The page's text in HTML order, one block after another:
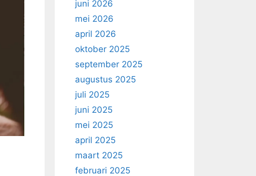
juni 2026
mei 2026
april 2026
oktober 2025
september 2025
augustus 2025
juli 2025
juni 2025
mei 2025
april 2025
maart 2025
februari 2025